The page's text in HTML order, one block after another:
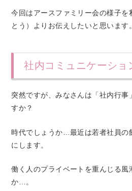
今回はアースファミリー会の様子を
とう）よりお伝えしたいと思います。
社内コミュニケーショ
突然ですが、みなさんは「社内行事
すか？
時代でしょうか…最近は若者社員の
にします。
働く人のプライベートを重んじる風
か…。